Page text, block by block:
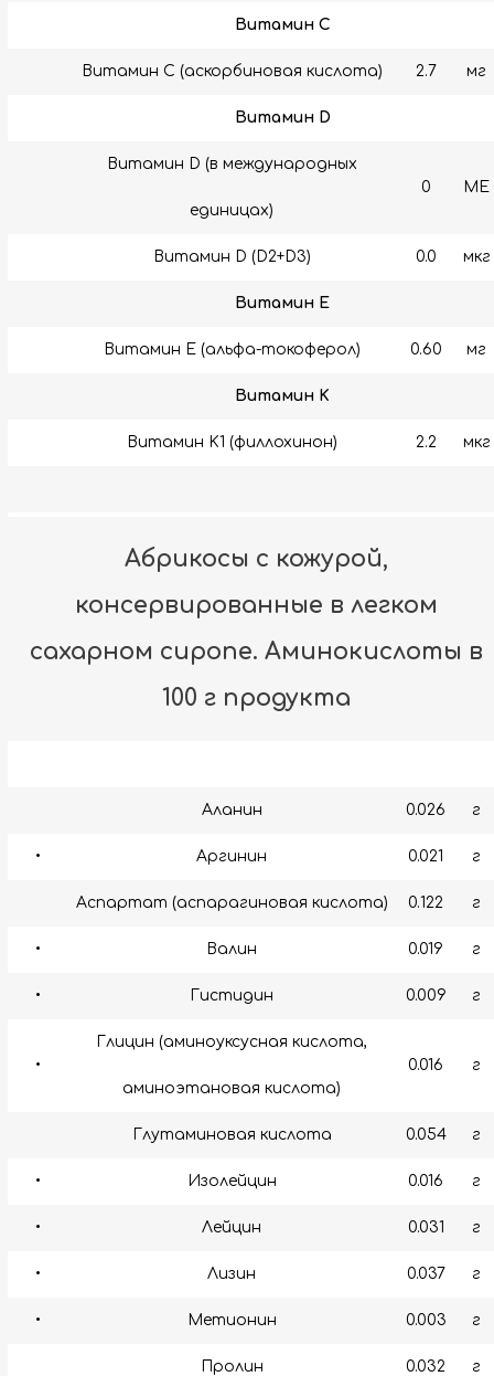
Витамин C
Витамин C (аскорбиновая кислота) 2.7 мг
Витамин D
Витамин D (в международных
единицах)
0 МЕ
Витамин D (D2+D3) 0.0 мкг
Витамин E
Витамин E (альфа-токоферол) 0.60 мг
Витамин K
Витамин K1 (филлохинон) 2.2 мкг
Абрикосы с кожурой,
консервированные в легком
сахарном сиропе. Аминокислоты в
100 г продукта
Аланин 0.026 г
• Аргинин 0.021 г
Аспартат (аспарагиновая кислота) 0.122 г
• Валин 0.019 г
• Гистидин 0.009 г
•
Глицин (аминоуксусная кислота,
аминоэтановая кислота)
0.016 г
Глутаминовая кислота 0.054 г
• Изолейцин 0.016 г
• Лейцин 0.031 г
• Лизин 0.037 г
• Метионин 0.003 г
Пролин 0.032 г